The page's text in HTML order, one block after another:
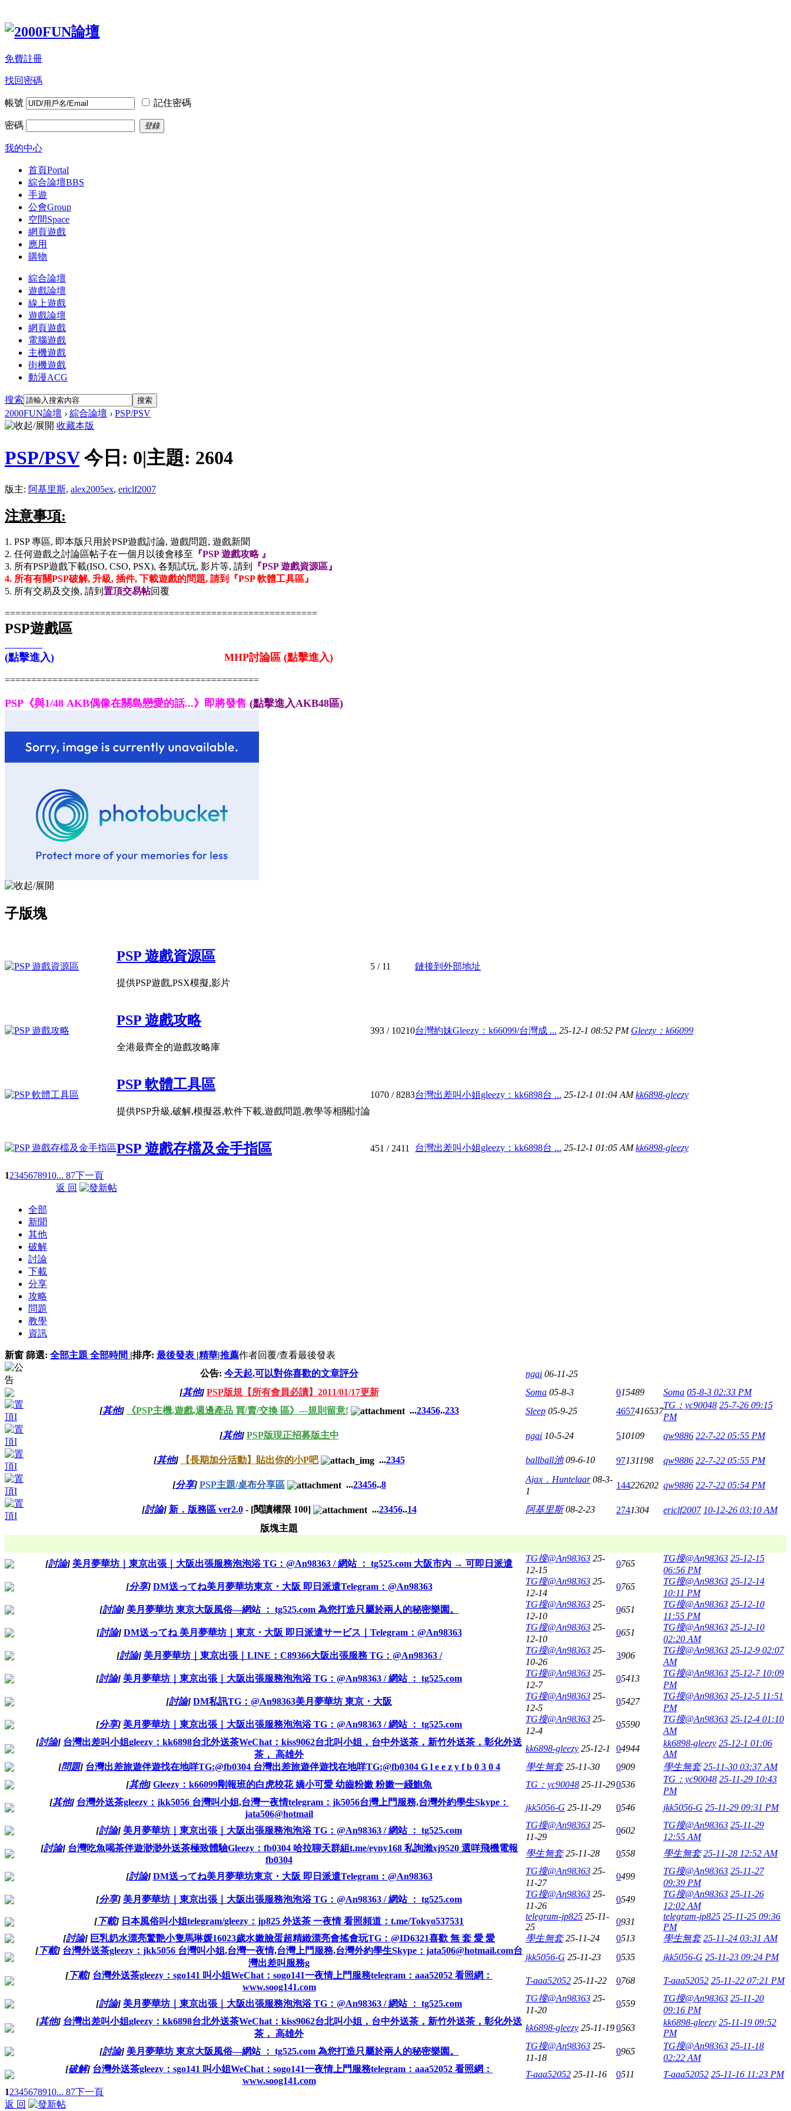
免費註冊
找回密碼
帳號 記住密碼
密碼 登錄
我的中心
首頁Portal
綜合論壇BBS
手遊
公會Group
空間Space
網頁遊戲
應用
購物
綜合論壇
遊戲論壇
線上遊戲
遊戲論壇
網頁遊戲
電腦遊戲
主機遊戲
街機遊戲
動漫ACG
搜索 搜索
2000FUN論壇 › 綜合論壇 › PSP/PSV
收藏本版
PSP/PSV 今日: 0|主題: 2604
版主: 阿基里斯, alex2005ex, ericlf2007
注意事項:
1. PSP 專區, 即本版只用於PSP遊戲討論, 遊戲問題, 遊戲新聞
2. 任何遊戲之討論區帖子在一個月以後會移至 『PSP 遊戲攻略 』
3. 所有PSP遊戲下載(ISO, CSO, PSX), 各類試玩, 影片等, 請到
『PSP 遊戲資源區』
4. 所有有關PSP破解, 升級, 插件, 下載遊戲的問題, 請到『PSP 軟體工具區』
5. 所有交易及交換, 請到 置頂交易帖回覆
===========================================================
PSP遊戲區
(點擊進入) MHP討論區 (點擊進入)
================================================
PSP《與1/48 AKB偶像在關島戀愛的話...》即將發售 (點擊進入AKB48區)
子版塊
PSP 遊戲資源區
提供PSP遊戲,PSX模擬,影片
5 / 11 鏈接到外部地址
PSP 遊戲攻略
全港最齊全的遊戲攻略庫
393 / 10210台灣約妹Gleezy：k66099/台灣成 ... 25-12-1 08:52 PM Gleezy：k66099
PSP 軟體工具區
提供PSP升級,破解,模擬器,軟件下載,遊戲問題,教學等相關討論
1070 / 8283台灣出差叫小姐gleezy：kk6898台 ... 25-12-1 01:04 AMkk6898-gleezy
PSP 遊戲存檔及金手指區 451 / 2411 台灣出差叫小姐gleezy：kk6898台 ... 25-12-1 01:05 AMkk6898-gleezy
12345678910... 87下一頁
返 回
全部
新聞
其他
破解
討論
下載
分享
攻略
問題
教學
資訊
新窗 篩選: 全部主題 全部時間 |排序: 最後發表 |精華|推薦作者回覆/查看最後發表
公告: 今天起,可以對你喜歡的文章評分 ngai 06-11-25
[其他] PSP版規【所有會員必讀】2011/01/17更新 Soma 05-8-3 015489 Soma 05-8-3 02:33 PM
[其他] 《PSP主機,遊戲,週邊產品 買/賣/交換 區》---規則留意! ...23456..233 Sleep 05-9-25 4657416537
TG：yc90048 25-7-26 09:15
PM
[其他] PSP版現正招募版主中 ngai 10-5-24 510109 qw9886 22-7-22 05:55 PM
[其他] 【長期加分活動】貼出你的小P吧 ...2345 ballball池 09-6-10 97131198 qw9886 22-7-22 05:55 PM
[分享] PSP主題/桌布分享區 ...23456..8
Ajax．Huntelaar 08-3-
1
144226202 qw9886 22-7-22 05:54 PM
[討論] 新．版務區 ver2.0- [閱讀權限 100] ...23456..14 阿基里斯 08-2-23 2741304 ericlf2007 10-12-26 03:10 AM
版塊主題
[討論] 美月夢華坊｜東京出張｜大阪出張服務泡泡浴 TG：@An98363 / 網站 ： tg525.com 大阪市內 → 可即日派遣
TG搜@An98363 25-
12-15
0765
TG搜@An98363 25-12-15
06:56 PM
[分享] DM送ってね美月夢華坊東京・大阪 即日派遣Telegram：@An98363
TG搜@An98363 25-
12-14
0765
TG搜@An98363 25-12-14
10:11 PM
[討論] 美月夢華坊 東京大阪風俗—網站 ： tg525.com 為您打造只屬於兩人的秘密樂園。
TG搜@An98363 25-
12-10
0651
TG搜@An98363 25-12-10
11:55 PM
[討論] DM送ってね 美月夢華坊｜東京・大阪 即日派遣サービス｜Telegram：@An98363
TG搜@An98363 25-
12-10
0651
TG搜@An98363 25-12-10
02:20 AM
[討論] 美月夢華坊｜東京出張｜LINE：C89366大阪出張服務 TG：@An98363 /
TG搜@An98363 25-
10-26
3906
TG搜@An98363 25-12-9 02:07
AM
[討論] 美月夢華坊｜東京出張｜大阪出張服務泡泡浴 TG：@An98363 / 網站 ： tg525.com
TG搜@An98363 25-
12-7
05413
TG搜@An98363 25-12-7 10:09
PM
[討論] DM私訊TG：@An98363美月夢華坊 東京・大阪
TG搜@An98363 25-
12-5
05427
TG搜@An98363 25-12-5 11:51
PM
[分享] 美月夢華坊｜東京出張｜大阪出張服務泡泡浴 TG：@An98363 / 網站 ： tg525.com
TG搜@An98363 25-
12-4
05590
TG搜@An98363 25-12-4 01:10
AM
[討論] 台灣出差叫小姐gleezy：kk6898台北外送茶WeChat：kiss9062台北叫小姐，台中外送茶，新竹外送茶，彰化外送
茶， 高雄外
kk6898-gleezy 25-12-1 04944
kk6898-gleezy 25-12-1 01:06
AM
[問題] 台灣出差旅遊伴遊找在地咩TG:@fb0304 台灣出差旅遊伴遊找在地咩TG:@fb0304 G l e e z y f b 0 3 0 4 學生無套 25-11-30 0909 學生無套 25-11-30 03:37 AM
[其他] Gleezy：k66099剛報班的白虎校花 嬌小可愛 幼齒粉嫩 粉嫩一綫鮑魚 TG：yc90048 25-11-290536
TG：yc90048 25-11-29 10:43
PM
[其他] 台灣外送茶gleezy：jkk5056 台灣叫小姐,台灣一夜情telegram：jk5056台灣上門服務,台灣外約學生Skype：
jata506@hotmail
jkk5056-G 25-11-29 0546 jkk5056-G 25-11-29 09:31 PM
[討論] 美月夢華坊｜東京出張｜大阪出張服務泡泡浴 TG：@An98363 / 網站 ： tg525.com
TG搜@An98363 25-
11-29
0602
TG搜@An98363 25-11-29
12:55 AM
[討論] 台灣吃魚喝茶伴遊渺渺外送茶極致體驗Gleezy：fb0304 哈拉聊天群組t.me/eyny168 私詢瀨xj9520 選咩飛機電報
fb0304
學生無套 25-11-28 0558 學生無套 25-11-28 12:52 AM
[討論] DM送ってね美月夢華坊東京・大阪 即日派遣Telegram：@An98363
TG搜@An98363 25-
11-27
0499
TG搜@An98363 25-11-27
09:39 PM
[分享] 美月夢華坊｜東京出張｜大阪出張服務泡泡浴 TG：@An98363 / 網站 ： tg525.com
TG搜@An98363 25-
11-26
0549
TG搜@An98363 25-11-26
12:02 AM
[下載] 日本風俗叫小姐telegram/gleezy：jp825 外送茶 一夜情 看照頻道：t.me/Tokyo537531 telegram-jp825 25-11-
25
0931
telegram-jp825 25-11-25 09:36
PM
[討論] 巨乳奶水漂亮驚艶小隻馬琳媛16023歲水嫩臉蛋超精緻漂亮會搖會玩TG：@ID6321喜歡 無 套 愛 愛 學生無套 25-11-24 0513 學生無套 25-11-24 03:31 AM
[下載] 台灣外送茶gleezy：jkk5056 台灣叫小姐,台灣一夜情,台灣上門服務,台灣外約學生Skype：jata506@hotmail.com台
灣出差叫服務g
jkk5056-G 25-11-23 0535 jkk5056-G 25-11-23 09:24 PM
[下載] 台灣外送茶gleezy：sgo141 叫小姐WeChat：sogo141一夜情上門服務telegram：aaa52052 看照網：
www.soog141.com
T-aaa52052 25-11-22 0768 T-aaa52052 25-11-22 07:21 PM
[討論] 美月夢華坊｜東京出張｜大阪出張服務泡泡浴 TG：@An98363 / 網站 ： tg525.com
TG搜@An98363 25-
11-20
0559
TG搜@An98363 25-11-20
09:16 PM
[其他] 台灣出差叫小姐gleezy：kk6898台北外送茶WeChat：kiss9062台北叫小姐，台中外送茶，新竹外送茶，彰化外送
茶， 高雄外
kk6898-gleezy 25-11-190563
kk6898-gleezy 25-11-19 09:52
PM
[討論] 美月夢華坊 東京大阪風俗—網站 ： tg525.com 為您打造只屬於兩人的秘密樂園。
TG搜@An98363 25-
11-18
0965
TG搜@An98363 25-11-18
02:22 AM
[破解] 台灣外送茶gleezy：sgo141 叫小姐WeChat：sogo141一夜情上門服務telegram：aaa52052 看照網：
www.soog141.com
T-aaa52052 25-11-16 0511 T-aaa52052 25-11-16 11:23 PM
12345678910... 87下一頁
返 回